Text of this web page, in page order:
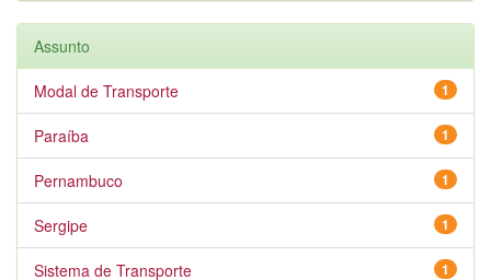
Assunto
1
Modal de Transporte
1
Paraíba
1
Pernambuco
1
Sergipe
1
Sistema de Transporte